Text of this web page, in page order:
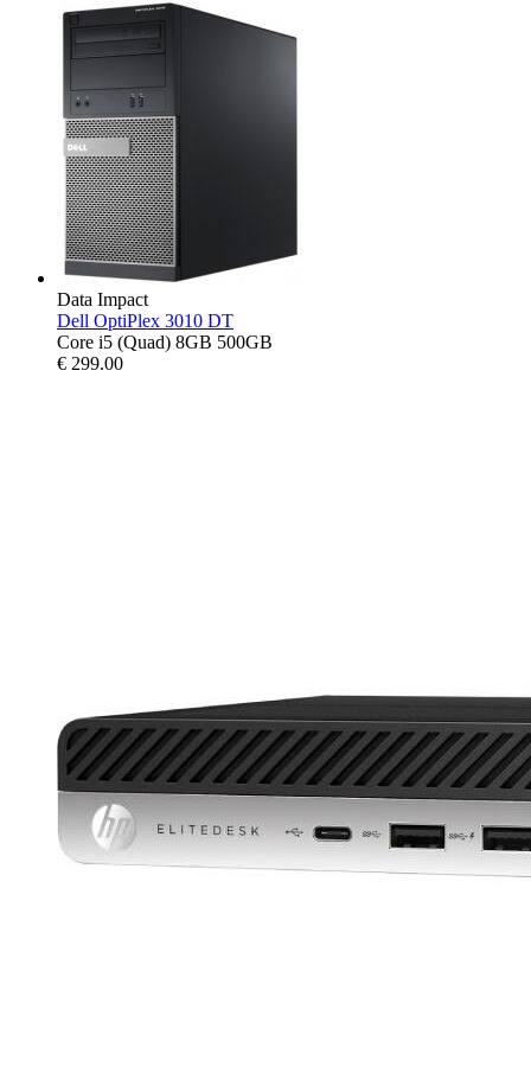
Data Impact
Dell OptiPlex 3010 DT
Core i5 (Quad) 8GB 500GB
€ 299.00